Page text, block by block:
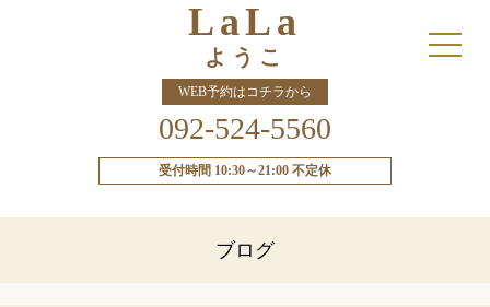
LaLa
ようこ
WEB予約はコチラから
092-524-5560
受付時間 10:30～21:00 不定休
ブログ